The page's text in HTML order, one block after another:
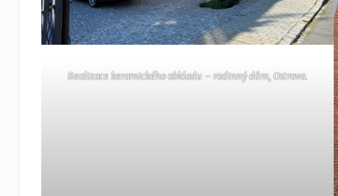
Realizace keramického obkladu – rodinný dům, Ostrava.